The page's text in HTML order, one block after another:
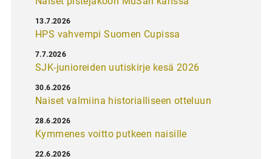
HPS vahvempi Suomen Cupissa
13.7.2026
SJK-junioreiden uutiskirje kesä 2026
7.7.2026
Naiset valmiina historialliseen otteluun
30.6.2026
Kymmenes voitto putkeen naisille
28.6.2026
22.6.2026